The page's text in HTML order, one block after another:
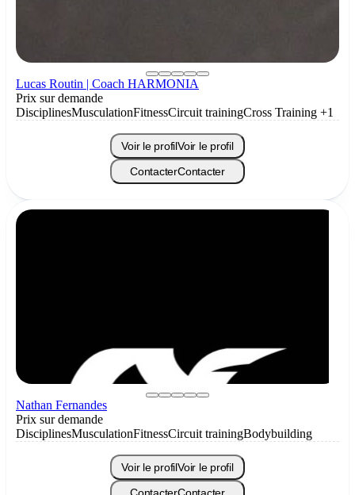
Lucas Routin | Coach HARMONIA
Prix sur demande
DisciplinesMusculationFitnessCircuit trainingCross Training +1
Voir le profilVoir le profil
ContacterContacter
Nathan Fernandes
Prix sur demande
DisciplinesMusculationFitnessCircuit trainingBodybuilding
Voir le profilVoir le profil